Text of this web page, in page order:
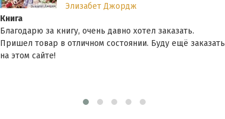
Элизабет Джордж
Книга
Благодарю за книгу, очень давно хотел заказать.
Пришел товар в отличном состоянии. Буду ещё заказать
на этом сайте!